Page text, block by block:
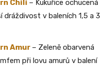
Chili – Kukuřice ochucená
dráždivost v baleních 1,5 a 3
Amur – Zeleně obarvená
při lovu amurů v balení